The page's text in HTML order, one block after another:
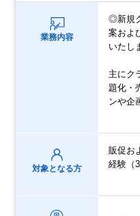
業務内容
◎新規
案およ
いたし
主にク
題化・
ンや企
対象となる方
販促お
経験（